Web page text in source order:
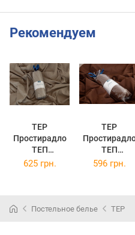
Рекомендуем
TEP
Простирадло
ТЕП
Натхнення на
(2-
TEP
ТЕП
Натхнення на
(2-
625 грн. 596 грн.
Постельное белье TEP